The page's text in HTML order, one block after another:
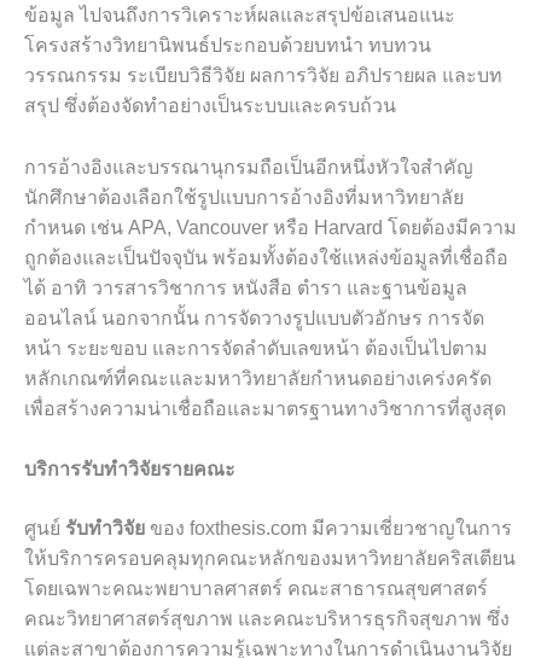
ข้อมูล ไปจนถึงการวิเคราะห์ผลและสรุปข้อเสนอแนะ
โครงสร้างวิทยานิพนธ์ประกอบด้วยบทนำ ทบทวน
วรรณกรรม ระเบียบวิธีวิจัย ผลการวิจัย อภิปรายผล และบท
สรุป ซึ่งต้องจัดทำอย่างเป็นระบบและครบถ้วน
การอ้างอิงและบรรณานุกรมถือเป็นอีกหนึ่งหัวใจสำคัญ
นักศึกษาต้องเลือกใช้รูปแบบการอ้างอิงที่มหาวิทยาลัย
กำหนด เช่น APA, Vancouver หรือ Harvard โดยต้องมีความ
ถูกต้องและเป็นปัจจุบัน พร้อมทั้งต้องใช้แหล่งข้อมูลที่เชื่อถือ
ได้ อาทิ วารสารวิชาการ หนังสือ ตำรา และฐานข้อมูล
ออนไลน์ นอกจากนั้น การจัดวางรูปแบบตัวอักษร การจัด
หน้า ระยะขอบ และการจัดลำดับเลขหน้า ต้องเป็นไปตาม
หลักเกณฑ์ที่คณะและมหาวิทยาลัยกำหนดอย่างเคร่งครัด
เพื่อสร้างความน่าเชื่อถือและมาตรฐานทางวิชาการที่สูงสุด
บริการรับทำวิจัยรายคณะ
ศูนย์ รับทำวิจัย ของ foxthesis.com มีความเชี่ยวชาญในการ
ให้บริการครอบคลุมทุกคณะหลักของมหาวิทยาลัยคริสเตียน
โดยเฉพาะคณะพยาบาลศาสตร์ คณะสาธารณสุขศาสตร์
คณะวิทยาศาสตร์สุขภาพ และคณะบริหารธุรกิจสุขภาพ ซึ่ง
แต่ละสาขาต้องการความรู้เฉพาะทางในการดำเนินงานวิจัย